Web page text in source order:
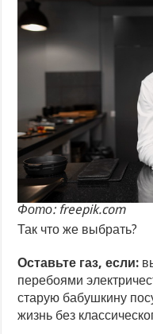
Фото: freepik.com
Так что же выбрать?
Оставьте газ, если:
перебоями
старую бабушкину
жизнь без